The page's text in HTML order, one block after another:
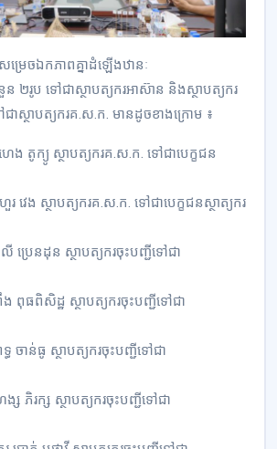
រេចឯកភាពគ្នាដំឡើងឋានៈ
២រូប ទៅជាស្ថាបត្យករអាស៊ាន និងស្ថាបត្យករ
ាស្ថាបត្យករគ.ស.ក. មានដូចខាងក្រោម ៖
ង តូក្យូ ស្ថាបត្យករគ.ស.ក. ទៅជាបេក្ខជន
វេង ស្ថាបត្យករគ.ស.ក. ទៅជាបេក្ខជនស្ថាត្យករ
ប្រេនដុន ស្ថាបត្យករចុះបញ្ជីទៅជា
ពុធពិសិដ្ឋ ស្ថាបត្យករចុះបញ្ជីទៅជា
ចាន់ធូ ស្ថាបត្យករចុះបញ្ជីទៅជា
ស ភិរក្ស ស្ថាបត្យករចុះបញ្ជីទៅជា